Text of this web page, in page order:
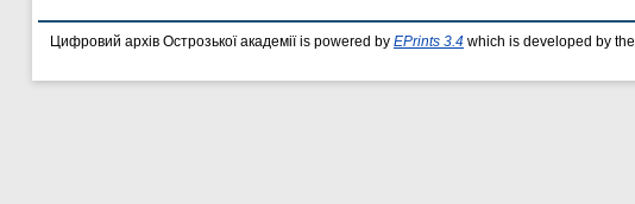
Цифровий архів Острозької академії is powered by EPrints 3.4 which is developed by the